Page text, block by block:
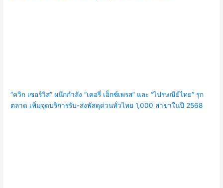
“ควิก เซอร์วิส” ผนึกกำลัง “เคอรี่ เอ็กซ์เพรส” และ “ไปรษณีย์ไทย” รุก
ตลาด เพิ่มจุดบริการรับ-ส่งพัสดุด่วนทั่วไทย 1,000 สาขาในปี 2568